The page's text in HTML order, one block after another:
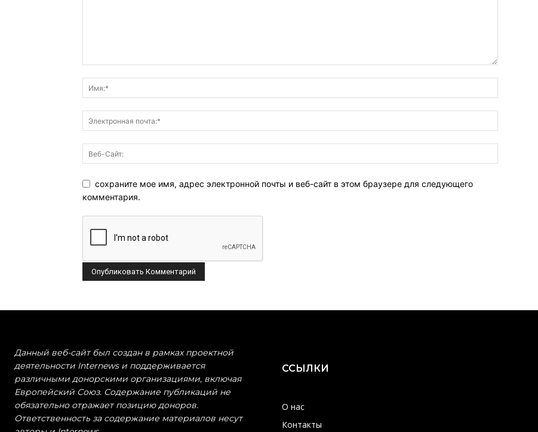
сохраните мое имя, адрес электронной почты и веб-сайт в этом браузере для следующего
комментария.
Данный веб-сайт был создан в рамках проектной
деятельности Internews и поддерживается
различными донорскими организациями, включая
Европейский Союз. Содержание публикаций не
обязательно отражает позицию доноров.
Ответственность за содержание материалов несут
ССЫЛКИ
О нас
Контакты